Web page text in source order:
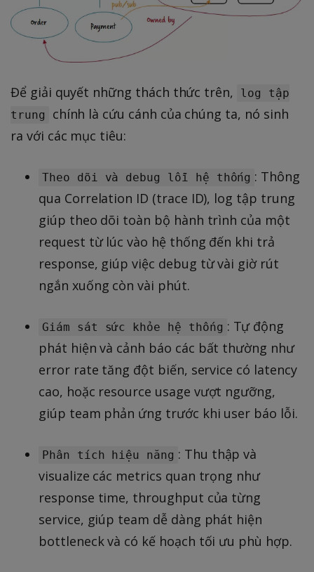
Để giải quyết những thách thức trên,
log tập
trung
chính là cứu cánh của chúng ta, nó sinh
ra với các mục tiêu:
Theo dõi và debug lỗi hệ thống : Thông
qua Correlation ID (trace ID), log tập trung
giúp theo dõi toàn bộ hành trình của một
request từ lúc vào hệ thống đến khi trả
response, giúp việc debug từ vài giờ rút
ngắn xuống còn vài phút.
Giám sát sức khỏe hệ thống : Tự động
phát hiện và cảnh báo các bất thường như
error rate tăng đột biến, service có latency
cao, hoặc resource usage vượt ngưỡng,
giúp team phản ứng trước khi user báo lỗi.
Phân tích hiệu năng : Thu thập và
visualize các metrics quan trọng như
response time, throughput của từng
service, giúp team dễ dàng phát hiện
bottleneck và có kế hoạch tối ưu phù hợp.